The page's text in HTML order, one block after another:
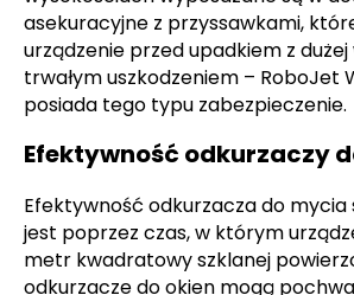
asekuracyjne z przyssawkami,
urządzenie przed upadkiem z dużej
trwałym uszkodzeniem – RoboJet
posiada tego typu zabezpieczenie.
Efektywność odkurzaczy
Efektywność odkurzacza do mycia
jest poprzez czas, w którym
metr kwadratowy szklanej
odkurzacze do okien mogą